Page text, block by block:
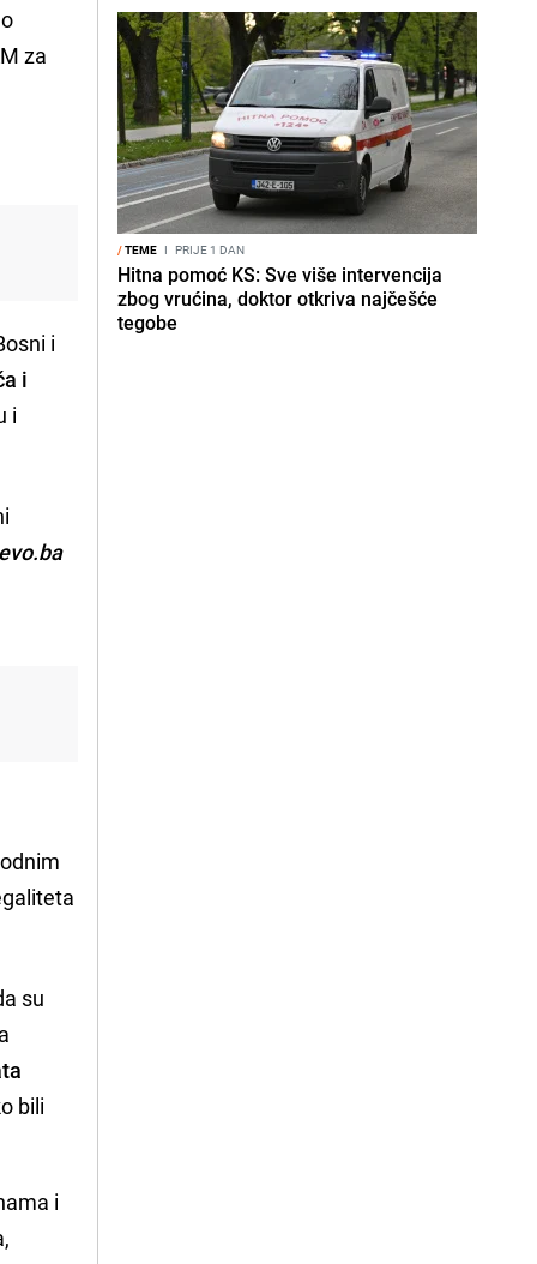
za
i
i
i
su
bili
i
/TEME I PRIJE 1 DAN
Hitna pomoć KS: Sve više intervencija
zbog vrućina, doktor otkriva najčešće
tegobe